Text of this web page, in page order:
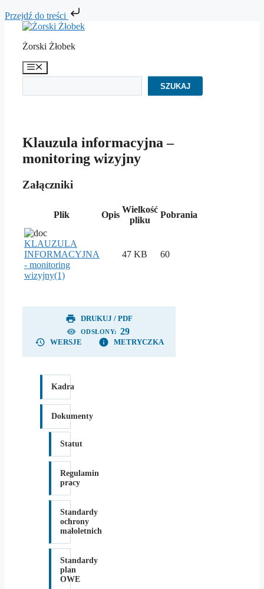
Przejdź do treści
Przejdź
treściŻorski Żłobek
Menu
SZUKAJ
Klauzula informacyjna –
monitoring wizyjny
Załączniki
Plik Opis
Wielkość
pliku
Pobrania
KLAUZULA
INFORMACYJNA
- monitoring
wizyjny(1)
47 KB 60
DRUKUJ / PDF
ODSŁONY: 29
WERSJE METRYCZKA
Kadra
Dokumenty
Statut
Regulamin
pracy
Standardy
ochrony
małoletnich
Standardy
plan
OWE